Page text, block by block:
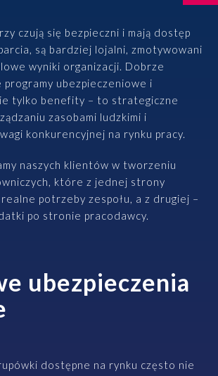
Zespół
do nas
ALTO
studies
Baza wiedzy
Kontakt
czują się bezpieczni i mają dostęp
są bardziej lojalni, zmotywowani
wyniki organizacji. Dobrze
ubezpieczeniowe i
tylko benefity – to strategiczne
zasobami ludzkimi i
konkurencyjnej na rynku pracy.
naszych klientów w tworzeniu
które z jednej strony
potrzeby zespołu, a z drugiej –
po stronie pracodawcy.
ubezpieczenia
dostępne na rynku często nie